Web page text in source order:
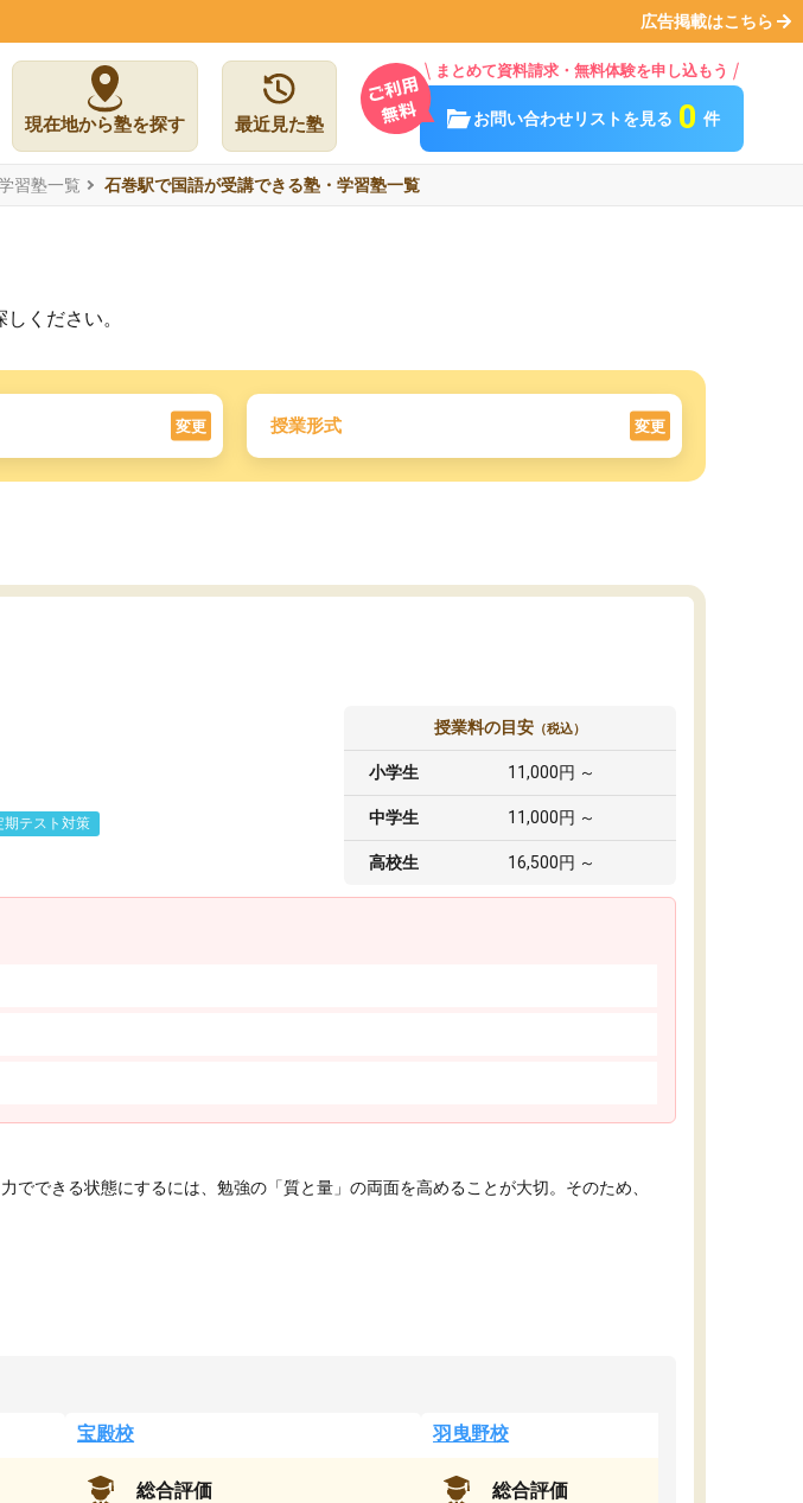
広告掲載はこちら
現在地から塾を探す 最近見た塾
まとめて資料請求・無料体験を申し込もう
お問い合わせリストを見る 0 件
習塾一覧 石巻駅で国語が受講できる塾・学習塾一覧
ください。
変更 授業形式 変更
期テスト対策
授業料の目安 （税込）
小学生 11,000円 ～
中学生 11,000円 ～
高校生 16,500円 ～
できる状態にするには、勉強の「質と量」の両面を高めることが大切。そのため、
宝殿校
総合評価
羽曳野校
総合評価